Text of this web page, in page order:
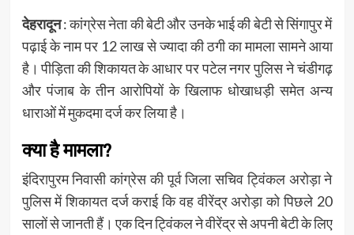
देहरादून: कांग्रेस नेता की बेटी और उनके भाई की बेटी से सिंगापुर में
पढ़ाई के नाम पर 12 लाख से ज्यादा की ठगी का मामला सामने आया
है। पीड़िता की शिकायत के आधार पर पटेल नगर पुलिस ने चंडीगढ़
और पंजाब के तीन आरोपियों के खिलाफ धोखाधड़ी समेत अन्य
धाराओं में मुकदमा दर्ज कर लिया है।
क्या है मामला?
इंदिरापुरम निवासी कांग्रेस की पूर्व जिला सचिव ट्विंकल अरोड़ा ने
पुलिस में शिकायत दर्ज कराई कि वह वीरेंद्र अरोड़ा को पिछले 20
सालों से जानती हैं। एक दिन ट्विंकल ने वीरेंद्र से अपनी बेटी के लिए